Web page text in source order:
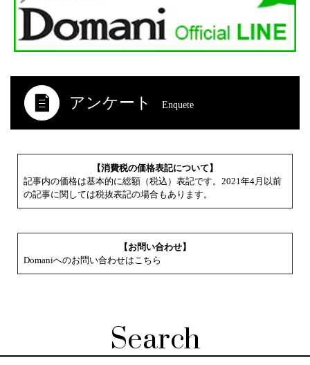
アンケート Enquete
【消費税の価格表記について】
記事内の価格は基本的に総額（税込）表記です。2021年4月以前
の記事に関しては税抜表記の場合もあります。
【お問い合わせ】
Domaniへのお問い合わせはこちら
Search